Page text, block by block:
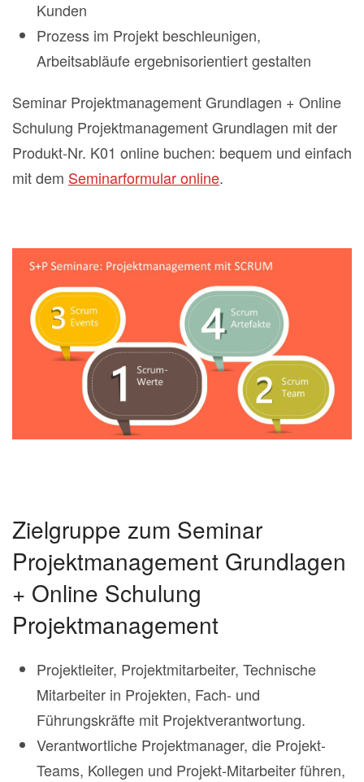
Kunden
Prozess im Projekt beschleunigen,
Arbeitsabläufe ergebnisorientiert gestalten
Seminar Projektmanagement Grundlagen + Online
Schulung Projektmanagement Grundlagen mit der
Produkt-Nr. K01 online buchen: bequem und einfach
mit dem Seminarformular online.
Zielgruppe zum Seminar
Projektmanagement Grundlagen
+ Online Schulung
Projektmanagement
Projektleiter, Projektmitarbeiter, Technische
Mitarbeiter in Projekten, Fach- und
Führungskräfte mit Projektverantwortung.
Verantwortliche Projektmanager, die Projekt-
Teams, Kollegen und Projekt-Mitarbeiter führen,